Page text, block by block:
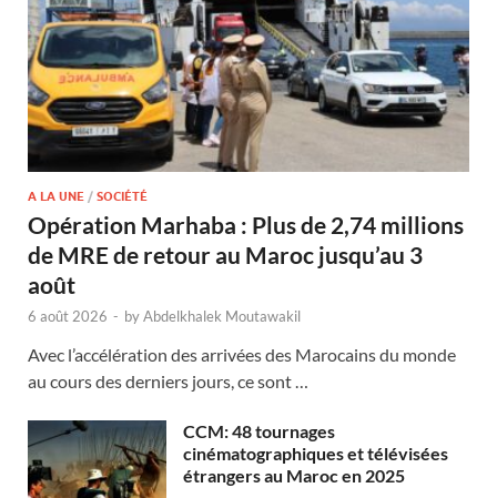
A LA UNE / SOCIÉTÉ
Opération Marhaba : Plus de 2,74 millions
de MRE de retour au Maroc jusqu’au 3
août
6 août 2026 - byAbdelkhalek Moutawakil
Avec l’accélération des arrivées des Marocains du monde
au cours des derniers jours, ce sont …
CCM: 48 tournages
cinématographiques et télévisées
étrangers au Maroc en 2025